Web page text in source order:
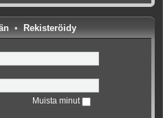
• Rekisteröidy
Muista minut